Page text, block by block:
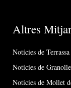
Altres
Notícies de Terrassa
Notícies de
Notícies de Mollet